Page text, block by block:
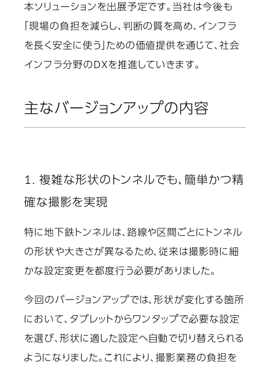
本ソリューションを出展予定です。当社は今後も
「現場の負担を減らし、判断の質を高め、インフラ
を長く安全に使う」ための価値提供を通じて、社会
インフラ分野のDXを推進していきます。
主なバージョンアップの内容
1. 複雑な形状のトンネルでも、簡単かつ精
確な撮影を実現
特に地下鉄トンネルは、路線や区間ごとにトンネル
の形状や大きさが異なるため、従来は撮影時に細
かな設定変更を都度行う必要がありました。
今回のバージョンアップでは、形状が変化する箇所
において、タブレットからワンタップで必要な設定
を選び、形状に適した設定へ自動で切り替えられる
ようになりました。これにより、撮影業務の負担を